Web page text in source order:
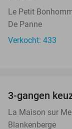
Le Petit
De Panne
Verkocht: 433
3-gangen
La Maison sur
Blankenberge